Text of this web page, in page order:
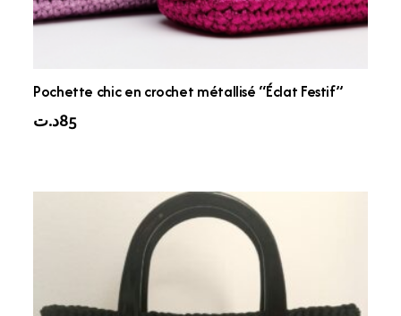
Pochette chic en crochet métallisé “Éclat Festif”
85د.ت